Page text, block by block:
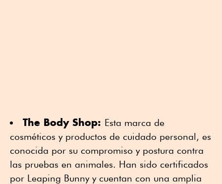
The Body Shop: Esta marca de
cosméticos y productos de cuidado personal, es
conocida por su compromiso y postura contra
las pruebas en animales. Han sido certificados
por Leaping Bunny y cuentan con una amplia